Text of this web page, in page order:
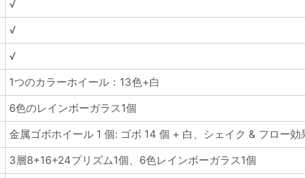
√
√
√
1つのカラーホイール：13色+白
6色のレインボーガラス1個
金属ゴボホイール 1 個: ゴボ 14 個 + 白、シェイク & フロー効
3層8+16+24プリズム1個、6色レインボーガラス1個